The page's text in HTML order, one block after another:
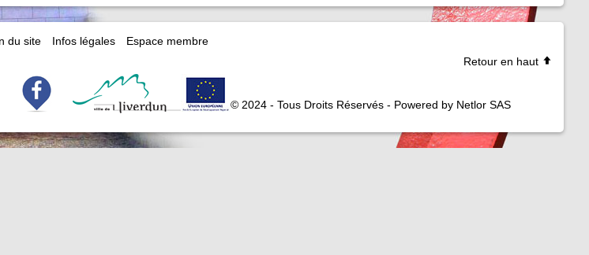
du site Infos légales
Espace membre
Retour en haut
© 2024 - Tous Droits Réservés - Powered by Netlor SAS